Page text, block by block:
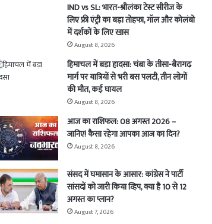
IND vs SL: भारत-श्रीलंका टेस्ट सीरीज के
लिए फ्री एंट्री का बड़ा तोहफा, गॉल और कोलंबो
में दर्शकों के लिए खास
August 8, 2026
हिमाचल में बड़ा हादसा: चंबा के तीसा-बैरागढ़
मार्ग पर यात्रियों से भरी बस पलटी, तीन लोगों
की मौत, कई घायल
August 8, 2026
आज का राशिफल: 08 अगस्त 2026 –
जानिए! कैसा रहेगा आपका आज का दिन?
August 8, 2026
संसद में घमासान के आसार: कांग्रेस ने पार्टी
सांसदों को जारी किया व्हिप, क्या है 10 से 12
अगस्त का प्लान?
August 7, 2026